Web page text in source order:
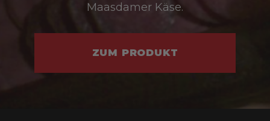
Maasdamer Käse.
ZUM PRODUKT